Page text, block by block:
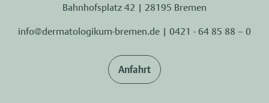
Bahnhofsplatz 42 | 28195 Bremen
info@dermatologikum-bremen.de | 0421 - 64 85 88 – 0
Anfahrt